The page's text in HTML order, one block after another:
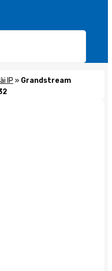
IP » Grandstream